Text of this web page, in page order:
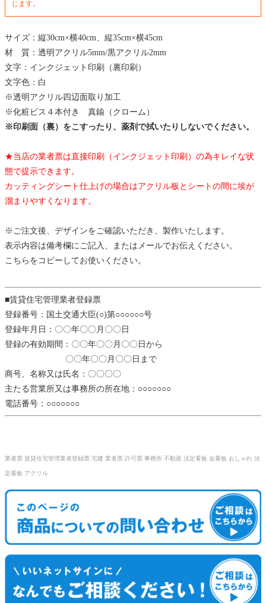
じます。
サイズ：縦30cm×横40cm、縦35cm×横45cm
材 質：透明アクリル5mm/黒アクリル2mm
文字：インクジェット印刷（裏印刷）
文字色：白
※透明アクリル四辺面取り加工
※化粧ビス４本付き 真鍮（クローム）
※印刷面（裏）をこすったり、薬剤で拭いたりしないでください。
★当店の業者票は直接印刷（インクジェット印刷）の為キレイな状
態で提示できます。
カッティングシート仕上げの場合はアクリル板とシートの間に埃が
溜まりやすくなります。
※ご注文後、デザインをご確認いただき、製作いたします。
表示内容は備考欄にご記入、またはメールでお伝えください。
こちらをコピーしてお使いください。
■賃貸住宅管理業者登録票
登録番号：国土交通大臣(○)第○○○○○○号
登録年月日：〇〇年〇〇月〇〇日
登録の有効期間：〇〇年〇〇月〇〇日から
〇〇年〇〇月〇〇日まで
商号、名称又は氏名：〇〇〇〇
主たる営業所又は事務所の所在地：○○○○○○○
電話番号：○○○○○○○
業者票 賃貸住宅管理業者登録票 宅建 業者票 許可票 事務所 不動産 法定看板 金看板 おしゃれ 法
定看板 アクリル